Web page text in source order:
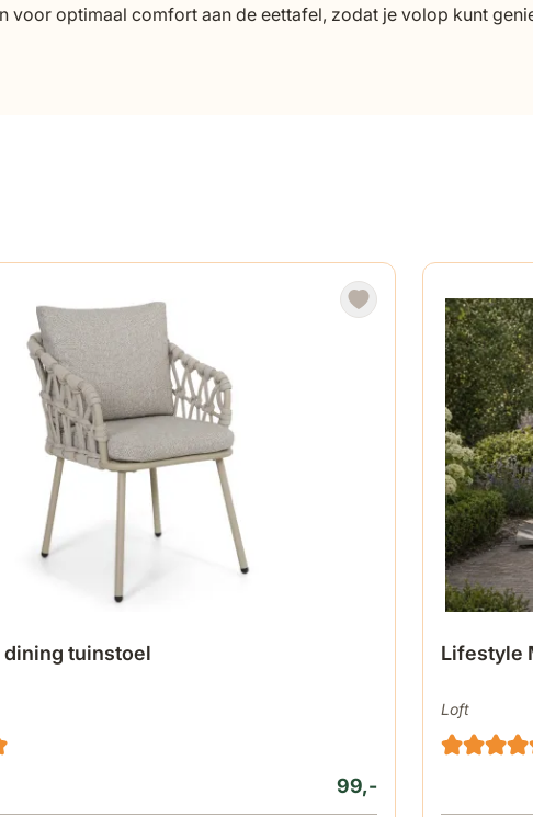
voor optimaal comfort aan de eettafel, zodat je volop kunt
dining tuinstoel
99,-
Lifestyle
Loft